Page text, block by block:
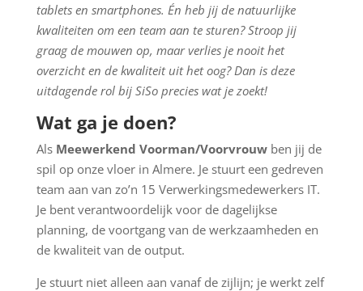
tablets en smartphones. Én heb jij de natuurlijke
kwaliteiten om een team aan te sturen? Stroop jij
graag de mouwen op, maar verlies je nooit het
overzicht en de kwaliteit uit het oog? Dan is deze
uitdagende rol bij SiSo precies wat je zoekt!
Wat ga je doen?
Als Meewerkend Voorman/Voorvrouwben jij de
spil op onze vloer in Almere. Je stuurt een gedreven
team aan van zo’n 15 Verwerkingsmedewerkers IT.
Je bent verantwoordelijk voor de dagelijkse
planning, de voortgang van de werkzaamheden en
de kwaliteit van de output.
Je stuurt niet alleen aan vanaf de zijlijn; je werkt zelf